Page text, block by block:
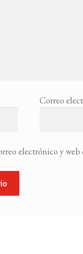
Correo
electrónico y web